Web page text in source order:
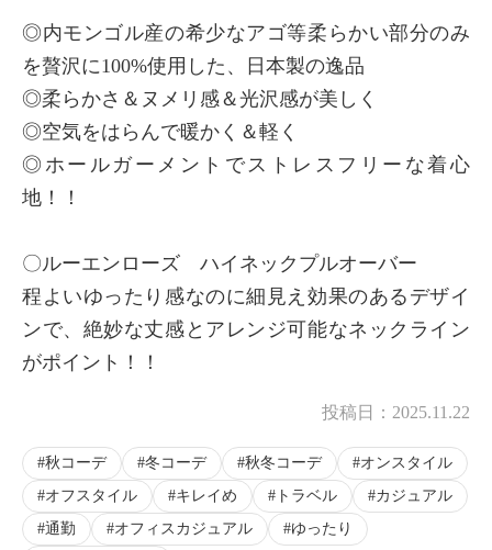
◎内モンゴル産の希少なアゴ等柔らかい部分のみ
を贅沢に100%使用した、日本製の逸品
◎柔らかさ＆ヌメリ感＆光沢感が美しく
◎空気をはらんで暖かく＆軽く
◎ホールガーメントでストレスフリーな着心
地！！
〇ルーエンローズ ハイネックプルオーバー
程よいゆったり感なのに細見え効果のあるデザイ
ンで、絶妙な丈感とアレンジ可能なネックライン
がポイント！！
投稿日： 2025.11.22
秋コーデ 冬コーデ 秋冬コーデ
オンスタイル
オフスタイル
キレイめ トラベル
カジュアル
通勤
オフィスカジュアル
ゆったり